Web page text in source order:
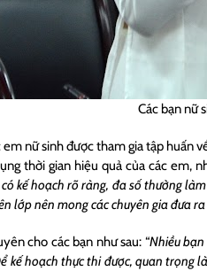
Các bạn nữ
nữ sinh được tham gia tập huấn
thời gian hiệu quả của các em,
có kế hoạch rõ ràng, đa số thường
lớp nên mong các chuyên gia đưa
cho các bạn như sau: “Nhiều
kế hoạch thực thi được, quan trọng